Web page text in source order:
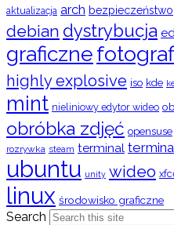
aktualizacja arch bezpieczeństwo
debian dystrybucja
graficzne
highly explosive iso kde
mint nieliniowy edytor wideo
obróbka zdjęć opensuse
rozrywka steam terminal
ubuntu unity wideo
linux środowisko graficzne
Search